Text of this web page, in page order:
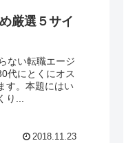
厳選５サイ
ない転職エージ
代にとくにオス
す。本題にはい
...
2018.11.23